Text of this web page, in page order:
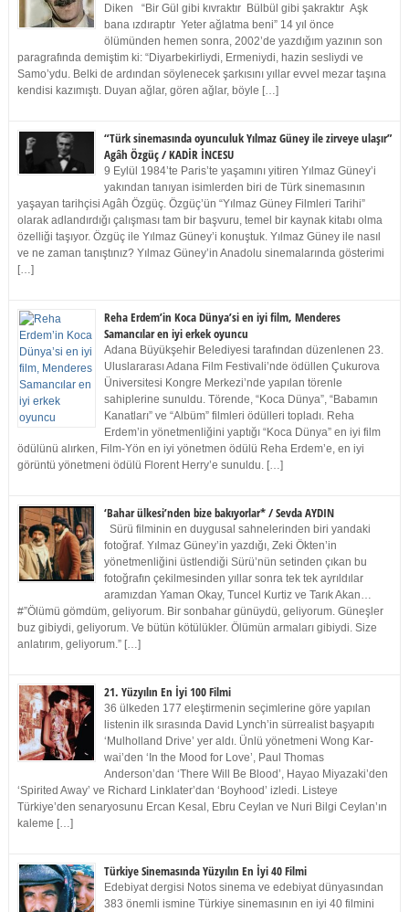
Diken “Bir Gül gibi kıvraktır Bülbül gibi şakraktır Aşk
bana ızdıraptır Yeter ağlatma beni” 14 yıl önce
ölümünden hemen sonra, 2002’de yazdığım yazının son
paragrafında demiştim ki: “Diyarbekirliydi, Ermeniydi, hazin sesliydi ve
Samo’ydu. Belki de ardından söylenecek şarkısını yıllar evvel mezar taşına
kendisi kazımıştı. Duyan ağlar, gören ağlar, böyle […]
“Türk sinemasında oyunculuk Yılmaz Güney ile zirveye ulaşır”
Agâh Özgüç / KADİR İNCESU
9 Eylül 1984’te Paris’te yaşamını yitiren Yılmaz Güney’i
yakından tanıyan isimlerden biri de Türk sinemasının
yaşayan tarihçisi Agâh Özgüç. Özgüç’ün “Yılmaz Güney Filmleri Tarihi”
olarak adlandırdığı çalışması tam bir başvuru, temel bir kaynak kitabı olma
özelliği taşıyor. Özgüç ile Yılmaz Güney’i konuştuk. Yılmaz Güney ile nasıl
ve ne zaman tanıştınız? Yılmaz Güney’in Anadolu sinemalarında gösterimi
[…]
Reha Erdem’in Koca Dünya’si en iyi film, Menderes
Samancılar en iyi erkek oyuncu
Adana Büyükşehir Belediyesi tarafından düzenlenen 23.
Uluslararası Adana Film Festivali’nde ödüllen Çukurova
Üniversitesi Kongre Merkezi’nde yapılan törenle
sahiplerine sunuldu. Törende, “Koca Dünya”, “Babamın
Kanatları” ve “Albüm” filmleri ödülleri topladı. Reha
Erdem’in yönetmenliğini yaptığı “Koca Dünya” en iyi film
ödülünü alırken, Film-Yön en iyi yönetmen ödülü Reha Erdem’e, en iyi
görüntü yönetmeni ödülü Florent Herry’e sunuldu. […]
‘Bahar ülkesi’nden bize bakıyorlar* / Sevda AYDIN
Sürü filminin en duygusal sahnelerinden biri yandaki
fotoğraf. Yılmaz Güney’in yazdığı, Zeki Ökten’in
yönetmenliğini üstlendiği Sürü’nün setinden çıkan bu
fotoğrafın çekilmesinden yıllar sonra tek tek ayrıldılar
aramızdan Yaman Okay, Tuncel Kurtiz ve Tarık Akan…
#”Ölümü gömdüm, geliyorum. Bir sonbahar günüydü, geliyorum. Güneşler
buz gibiydi, geliyorum. Ve bütün kötülükler. Ölümün armaları gibiydi. Size
anlatırım, geliyorum.” […]
21. Yüzyılın En İyi 100 Filmi
36 ülkeden 177 eleştirmenin seçimlerine göre yapılan
listenin ilk sırasında David Lynch’in sürrealist başyapıtı
‘Mulholland Drive’ yer aldı. Ünlü yönetmeni Wong Kar-
wai’den ‘In the Mood for Love’, Paul Thomas
Anderson’dan ‘There Will Be Blood’, Hayao Miyazaki’den
‘Spirited Away’ ve Richard Linklater’dan ‘Boyhood’ izledi. Listeye
Türkiye’den senaryosunu Ercan Kesal, Ebru Ceylan ve Nuri Bilgi Ceylan’ın
kaleme […]
Türkiye Sinemasında Yüzyılın En İyi 40 Filmi
Edebiyat dergisi Notos sinema ve edebiyat dünyasından
383 önemli ismine Türkiye sinemasının en iyi 40 filmini